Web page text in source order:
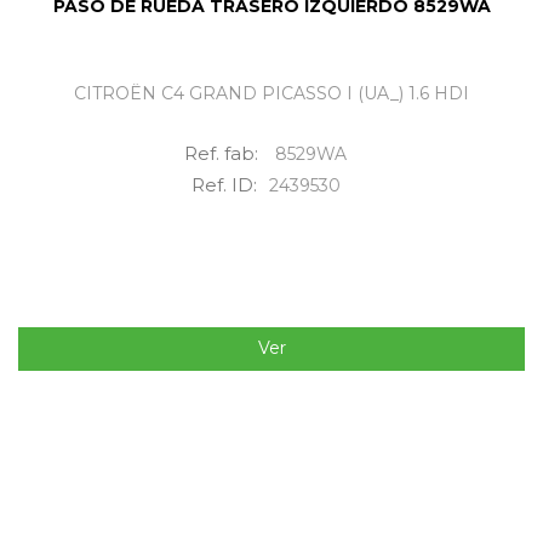
PASO DE RUEDA TRASERO IZQUIERDO 8529WA
CITROËN C4 GRAND PICASSO I (UA_) 1.6 HDI
Ref. fab: 8529WA
Ref. ID: 2439530
Ver